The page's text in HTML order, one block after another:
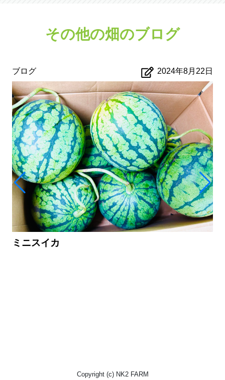
その他の畑のブログ
ブログ 2024年8月22日
ミニスイカ
Copyright (c) NK2 FARM